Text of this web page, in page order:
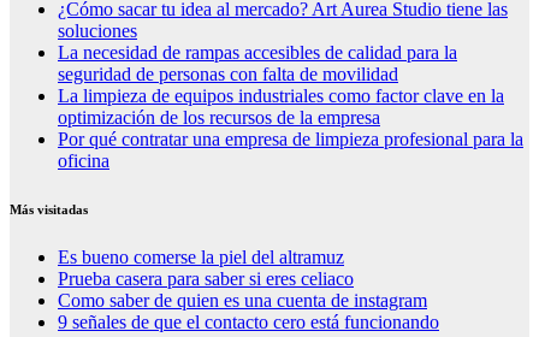
¿Cómo sacar tu idea al mercado? Art Aurea Studio tiene las
soluciones
La necesidad de rampas accesibles de calidad para la
seguridad de personas con falta de movilidad
La limpieza de equipos industriales como factor clave en la
optimización de los recursos de la empresa
Por qué contratar una empresa de limpieza profesional para la
oficina
Más visitadas
Es bueno comerse la piel del altramuz
Prueba casera para saber si eres celiaco
Como saber de quien es una cuenta de instagram
9 señales de que el contacto cero está funcionando